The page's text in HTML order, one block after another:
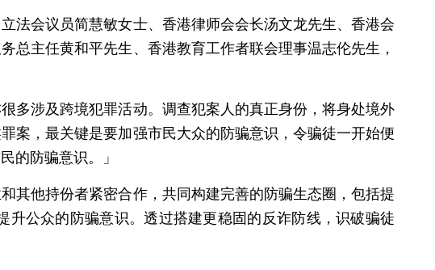
法会议员简慧敏女士、香港律师会会长汤文龙先生、香港会
总主任黄和平先生、香港教育工作者联会理事温志伦先生，
多涉及跨境犯罪活动。调查犯案人的真正身份，将身处境外
案，最关键是要加强市民大众的防骗意识，令骗徒一开始便
的防骗意识。」
其他持份者紧密合作，共同构建完善的防骗生态圈，包括提
公众的防骗意识。透过搭建更稳固的反诈防线，识破骗徒